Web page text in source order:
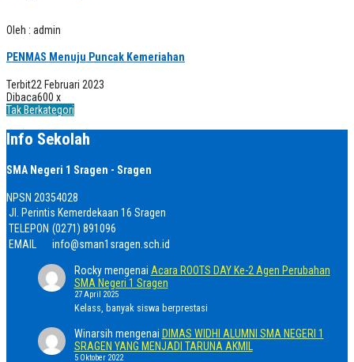
Oleh : admin
PENMAS Menuju Puncak Kemeriahan
Terbit22 Februari 2023
Dibaca600 x
Tak Berkategori
Info Sekolah
SMA Negeri 1 Sragen - Sragen
NPSN 20354028
Jl. Perintis Kemerdekaan 16 Sragen
TELEPON (0271) 891096
EMAIL
info@sman1sragen.sch.id
Rockymengenai Acara ROOTS DAY Ke-2 Agen Perubahan
SMA Negeri 1 Sragen
27 April 2025
Kelass, banyak siswa berprestasi
Winarsih mengenai DIMAS WIDHI ALUMNI SMA NEGERI 1
SRAGEN YANG MENJADI TARUNA AKMIL
5 Oktober 2022